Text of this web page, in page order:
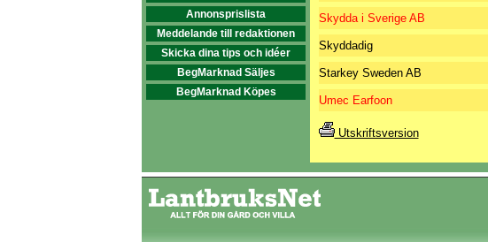
Annonsprislista
Meddelande till redaktionen
Skicka dina tips och idéer
BegMarknad Säljes
BegMarknad Köpes
Skydda i Sverige AB
Skyddadig
Starkey Sweden AB
Umec Earfoon
Utskriftsversion